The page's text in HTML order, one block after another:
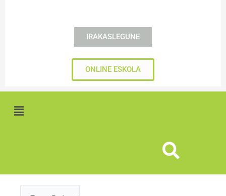
IRAKASLEGUNE
ONLINE ESKOLA
Menú